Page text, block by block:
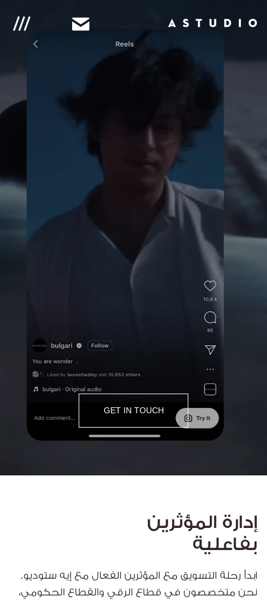
GET IN TOUCH
إدارة المؤثرين
بفاعلية
ابدأ رحلة التسويق مع المؤثرين الفعال مع إيه ستوديو.
نحن متخصصون في قطاع الرقي والقطاع الحكومي،